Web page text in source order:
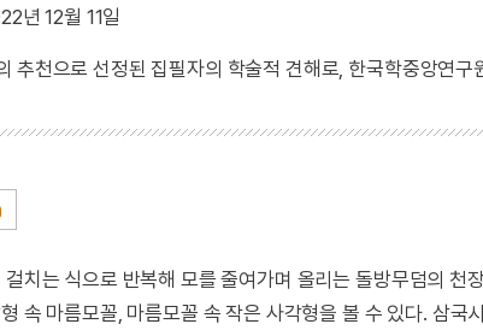
년 12월 11일
추천으로 선정된 집필자의 학술적 견해로, 한국학중앙연구
치는 식으로 반복해 모를 줄여가며 올리는 돌방무덤의 천
속 마름모꼴, 마름모꼴 속 작은 사각형을 볼 수 있다. 삼국